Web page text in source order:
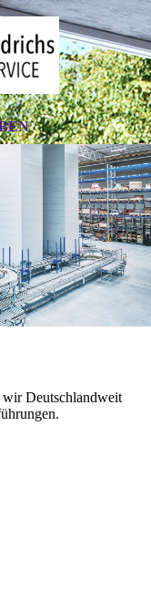
wir Deutschlandweit